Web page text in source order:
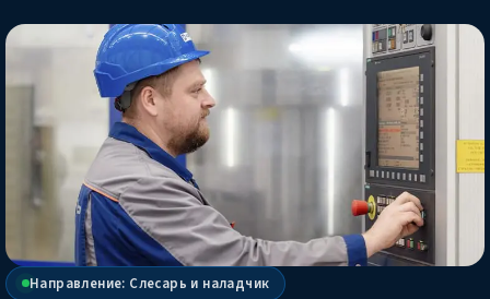
Направление: Слесарь и наладчик